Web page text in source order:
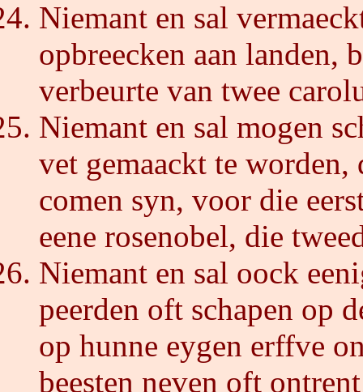
Niemant en sal
opbreecken aan landen,
verbeurte van twee
Niemant en sal mogen
vet gemaackt te
comen syn, voor die
eene rosenobel, die
Niemant en sal oock
peerden oft schapen op
op hunne eygen erffve
beesten neven oft